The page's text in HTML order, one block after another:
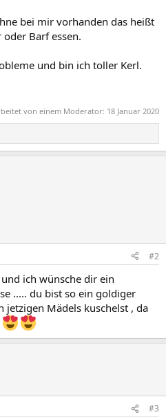
bei mir vorhanden das heißt
Barf essen.
und bin ich toller Kerl.
von einem Moderator: 18 Januar 2020
#2
ich wünsche dir ein
..... du bist so ein goldiger
jetzigen Mädels kuschelst , da
#3